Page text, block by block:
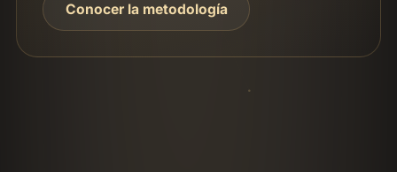
Conocer la metodología